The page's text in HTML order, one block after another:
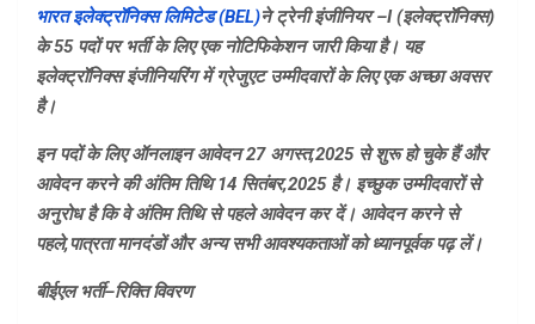
भारत इलेक्ट्रॉनिक्स लिमिटेड (BEL)ने ट्रेनी इंजीनियर –I (इलेक्ट्रॉनिक्स)
के 55 पदों पर भर्ती के लिए एक नोटिफिकेशन जारी किया है। यह
इलेक्ट्रॉनिक्स इंजीनियरिंग में ग्रेजुएट उम्मीदवारों के लिए एक अच्छा अवसर
है।
इन पदों के लिए ऑनलाइन आवेदन 27 अगस्त,2025 से शुरू हो चुके हैं और
आवेदन करने की अंतिम तिथि 14 सितंबर,2025 है। इच्छुक उम्मीदवारों से
अनुरोध है कि वे अंतिम तिथि से पहले आवेदन कर दें। आवेदन करने से
पहले,पात्रता मानदंडों और अन्य सभी आवश्यकताओं को ध्यानपूर्वक पढ़ लें।
बीईएल भर्ती–रिक्ति विवरण